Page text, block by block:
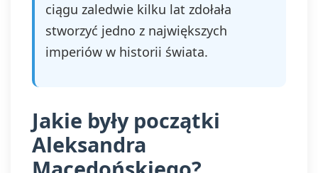
ciągu zaledwie kilku lat zdołała
stworzyć jedno z największych
imperiów w historii świata.
Jakie były początki
Aleksandra